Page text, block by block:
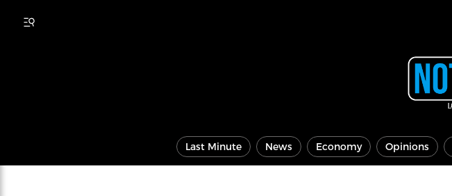
Last Minute News Economy Opinions